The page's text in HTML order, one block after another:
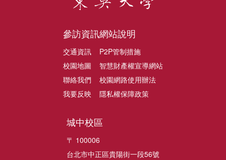
參訪資訊
交通資訊
校園地圖
聯絡我們
我要反映
網站說明
P2P管制措施
智慧財產權宣導網站
校園網路使用辦法
隱私權保障政策
城中校區
〒 100006
台北市中正區貴陽街一段56號